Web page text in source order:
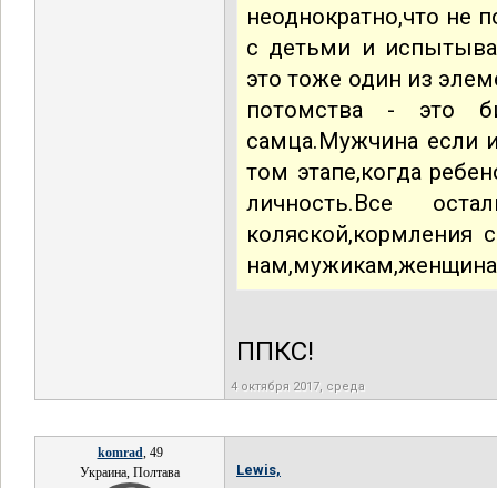
неоднократно,что не
с детьми и
это тоже один из
потомства - это
самца.Мужчина если
том этапе,когда
личность.Все
коляской,кормления
ППКС!
4 октября 2017, среда
komrad, 49
Украина, Полтава
Lewis,